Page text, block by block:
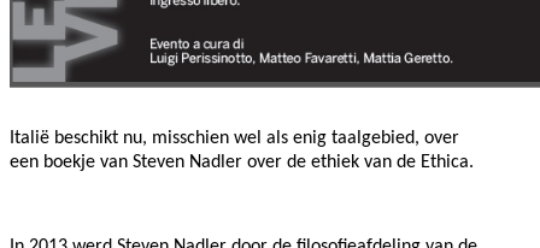
Italië beschikt nu, misschien wel als enig taalgebied, over
een boekje van Steven Nadler over de ethiek van de Ethica.